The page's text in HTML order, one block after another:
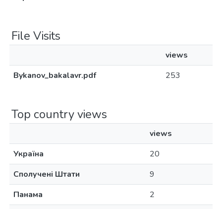
File Visits
views
Bykanov_bakalavr.pdf
253
Top country views
views
Україна
20
Сполучені Штати
9
Панама
2